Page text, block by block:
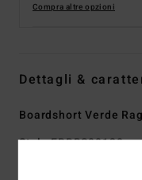
Compra altre opzioni
Dettagli &
Boardshort Verde
StyleEBBBS00120